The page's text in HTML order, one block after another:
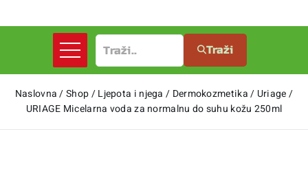
Traži
Naslovna /Shop/Ljepota i njega / Dermokozmetika/ Uriage/
URIAGE Micelarna voda za normalnu do suhu kožu 250ml